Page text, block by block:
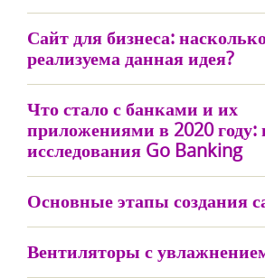
Сайт для бизнеса:
реализуема данная идея?
Что стало с банками и их
приложениями в 2020 году:
исследования Go Banking
Основные этапы создания
Вентиляторы с